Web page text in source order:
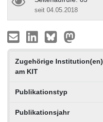
seit 04.05.2018
Zugehörige Institution(en)
am KIT
Publikationstyp
Publikationsjahr